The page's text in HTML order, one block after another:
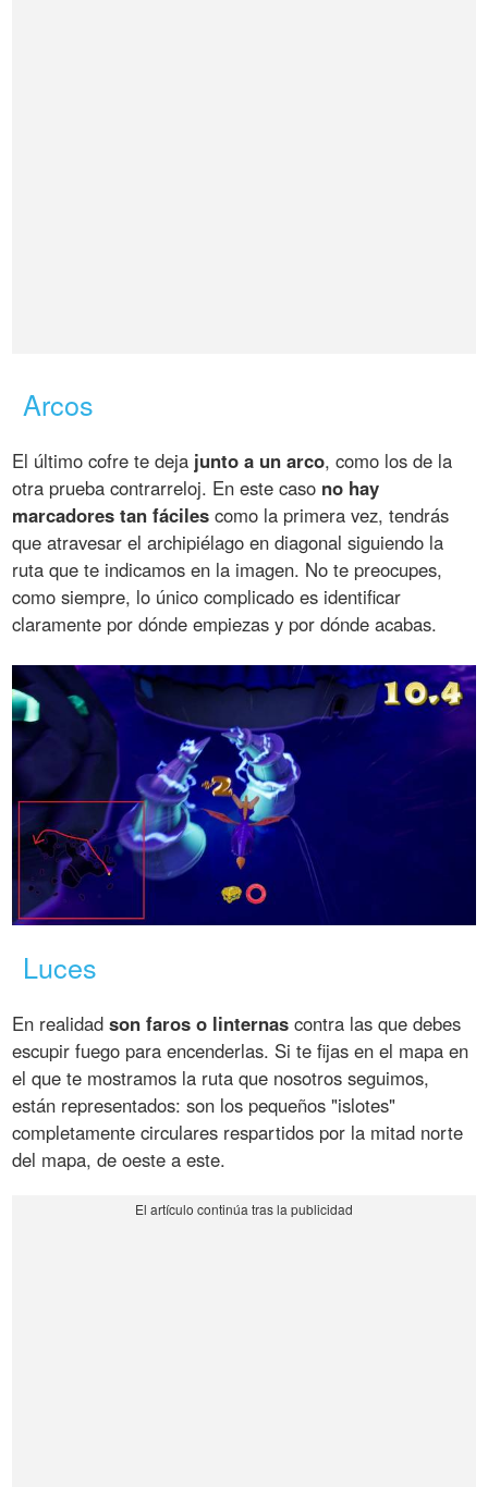
Arcos
El último cofre te deja junto a un arco, como los de la
otra prueba contrarreloj. En este caso no hay
marcadores tan fáciles como la primera vez, tendrás
que atravesar el archipiélago en diagonal siguiendo la
ruta que te indicamos en la imagen. No te preocupes,
como siempre, lo único complicado es identificar
claramente por dónde empiezas y por dónde acabas.
Luces
En realidadson faros o linternas contra las que debes
escupir fuego para encenderlas. Si te fijas en el mapa en
el que te mostramos la ruta que nosotros seguimos,
están representados: son los pequeños "islotes"
completamente circulares respartidos por la mitad norte
del mapa, de oeste a este.